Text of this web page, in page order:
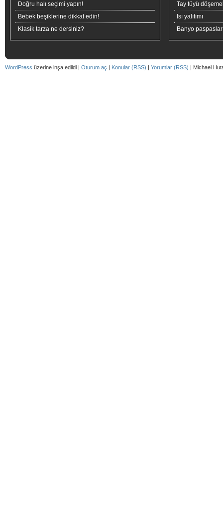
Doğru halı seçimi yapın!
Bebek beşiklerine dikkat edin!
Klasik tarza ne dersiniz?
Tay tüyü
Isı yalıtımı
Banyo
WordPress üzerine inşa edildi | Oturum aç | Konular (RSS) | Yorumlar (RSS) | Michael